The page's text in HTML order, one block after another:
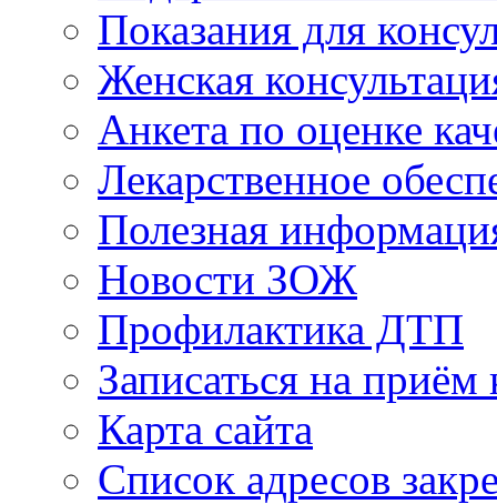
Показания для
Женская
Анкета по оценке
Лекарственное
Полезная
Новости ЗОЖ
Профилактика ДТП
Записаться на приём
Карта сайта
Список адресов